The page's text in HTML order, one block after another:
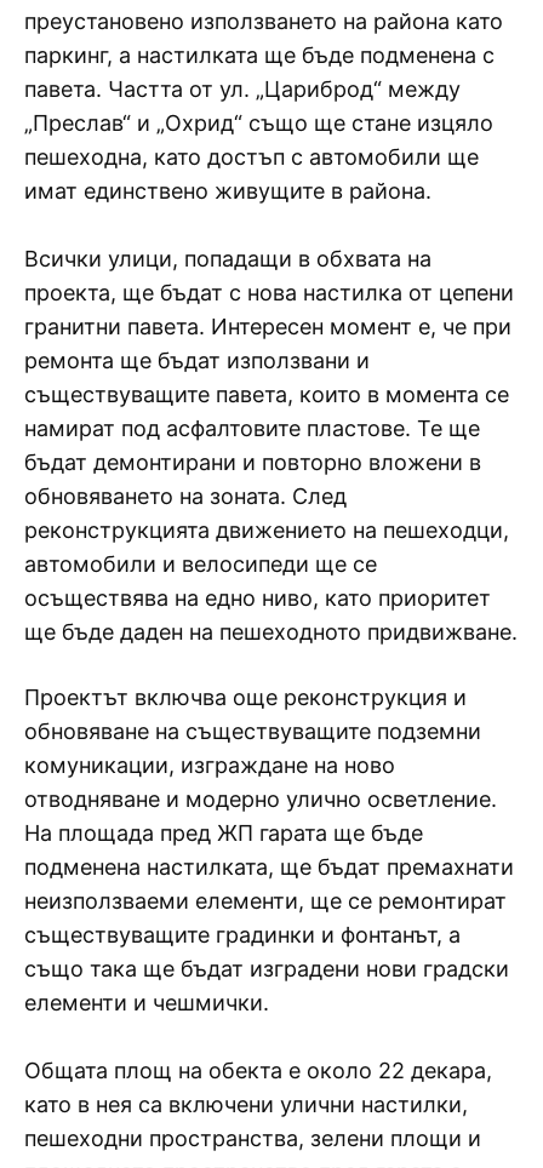
преустановено използването на района като
паркинг, а настилката ще бъде подменена с
павета. Частта от ул. „Цариброд“ между
„Преслав“ и „Охрид“ също ще стане изцяло
пешеходна, като достъп с автомобили ще
имат единствено живущите в района.
Всички улици, попадащи в обхвата на
проекта, ще бъдат с нова настилка от цепени
гранитни павета. Интересен момент е, че при
ремонта ще бъдат използвани и
съществуващите павета, които в момента се
намират под асфалтовите пластове. Те ще
бъдат демонтирани и повторно вложени в
обновяването на зоната. След
реконструкцията движението на пешеходци,
автомобили и велосипеди ще се
осъществява на едно ниво, като приоритет
ще бъде даден на пешеходното придвижване.
Проектът включва още реконструкция и
обновяване на съществуващите подземни
комуникации, изграждане на ново
отводняване и модерно улично осветление.
На площада пред ЖП гарата ще бъде
подменена настилката, ще бъдат премахнати
неизползваеми елементи, ще се ремонтират
съществуващите градинки и фонтанът, а
също така ще бъдат изградени нови градски
елементи и чешмички.
Общата площ на обекта е около 22 декара,
като в нея са включени улични настилки,
пешеходни пространства, зелени площи и